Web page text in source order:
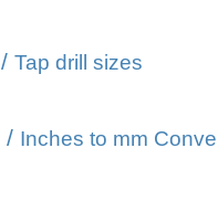
/ Tap drill sizes
/ Inches to mm